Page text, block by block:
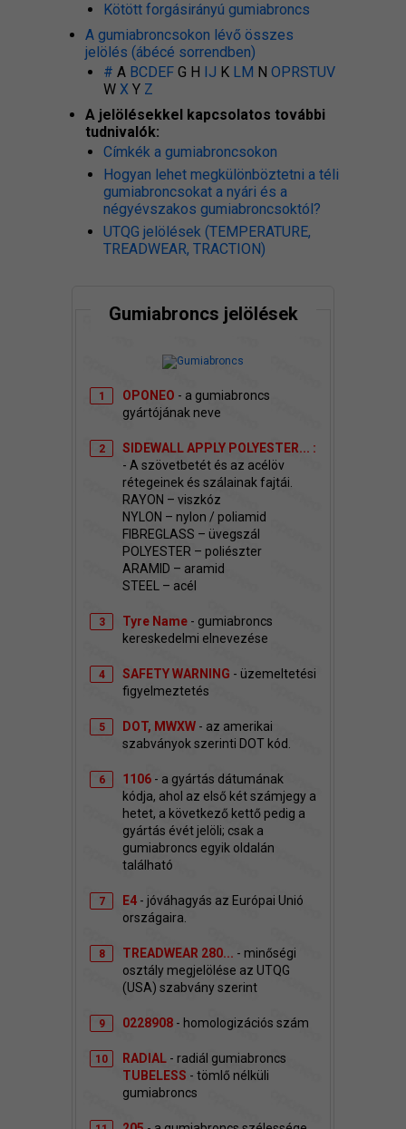
Kötött forgásirányú gumiabroncs
A gumiabroncsokon lévő összes
jelölés (ábécé sorrendben)
# A BCDEF G H IJ K LM N OPRSTUV
W X Y Z
A jelölésekkel kapcsolatos további
tudnivalók:
Címkék a gumiabroncsokon
Hogyan lehet megkülönböztetni a téli
gumiabroncsokat a nyári és a
négyévszakos gumiabroncsoktól?
UTQG jelölések (TEMPERATURE,
TREADWEAR, TRACTION)